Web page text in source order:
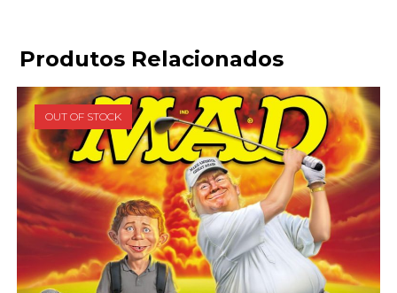
Produtos Relacionados
OUT OF STOCK